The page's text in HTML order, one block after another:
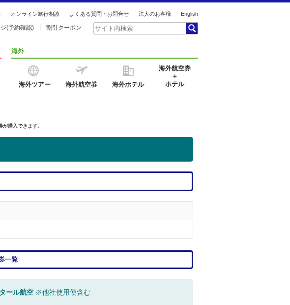
オンライン旅行相談 よくある質問・お問合せ 法人のお客様 English
(予約確認) 割引クーポン
海外
海外ツアー 海外航空券 海外ホテル
海外航空券
＋
ホテル
購入できます。
一覧
ール航空 ※他社使用便含む